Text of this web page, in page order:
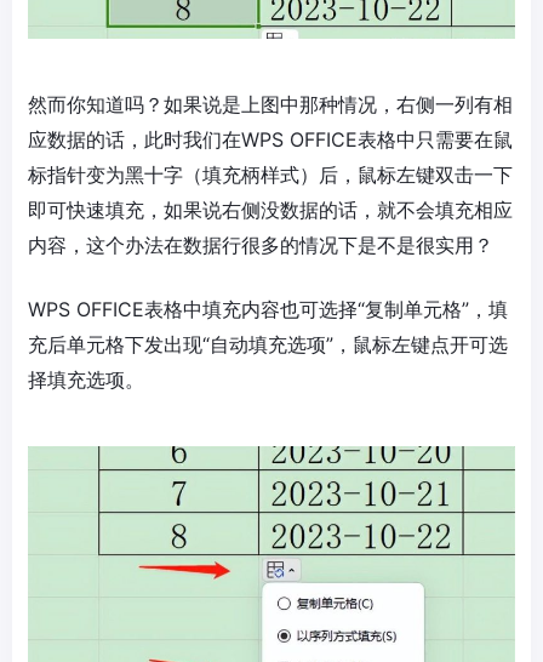
然而你知道吗？如果说是上图中那种情况，右侧一列有相
应数据的话，此时我们在WPS OFFICE表格中只需要在鼠
标指针变为黑十字（填充柄样式）后，鼠标左键双击一下
即可快速填充，如果说右侧没数据的话，就不会填充相应
内容，这个办法在数据行很多的情况下是不是很实用？
WPS OFFICE表格中填充内容也可选择“复制单元格”，填
充后单元格下发出现“自动填充选项”，鼠标左键点开可选
择填充选项。